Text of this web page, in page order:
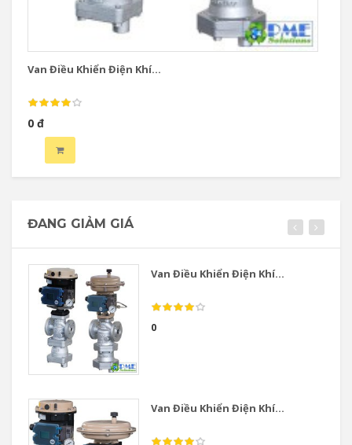
Van Điều Khiển Điện Khí...
0 đ
ĐANG GIẢM GIÁ
Van Điều Khiển Điện Khí...
0
Van Điều Khiển Điện Khí...